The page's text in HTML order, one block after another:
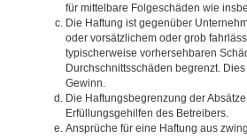
für mittelbare Folgeschäden wie
Die Haftung ist gegenüber
oder vorsätzlichem oder grob
typischerweise vorhersehbaren
Durchschnittsschäden begrenzt.
Gewinn.
Die Haftungsbegrenzung der
Erfüllungsgehilfen des Betreibers.
Ansprüche für eine Haftung aus